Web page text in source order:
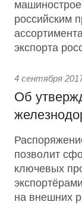
российским
экспорта
4 сентября
Об
позволит
ключевых
на внешних